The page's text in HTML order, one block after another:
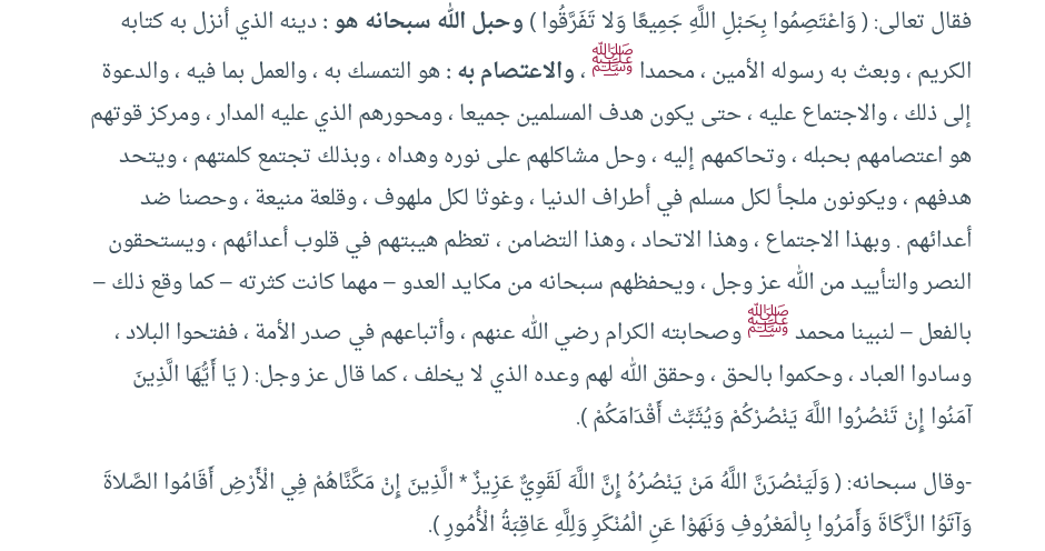
فقال تعالى: ( وَاعْتَصِمُوا بِحَبْلِ اللَّهِ جَمِيعًا وَلا تَفَرَّقُوا )وحبل الله سبحانه هو :دينه الذي أنزل به كتابه
الكريم ، وبعث به رسوله الأمين ، محمداﷺ،والاعتصام به :هو التمسك به ، والعمل بما فيه ، والدعوة
إلى ذلك ، والاجتماع عليه ، حتى يكون هدف المسلمين جميعا ، ومحورهم الذي عليه المدار ، ومركز قوتهم
هو اعتصامهم بحبله ، وتحاكمهم إليه ، وحل مشاكلهم على نوره وهداه ، وبذلك تجتمع كلمتهم ، ويتحد
هدفهم ، ويكونون ملجأ لكل مسلم في أطراف الدنيا ، وغوثا لكل ملهوف ، وقلعة منيعة ، وحصنا ضد
أعدائهم . وبهذا الاجتماع ، وهذا الاتحاد ، وهذا التضامن ، تعظم هيبتهم في قلوب أعدائهم ، ويستحقون
النصر والتأييد من الله عز وجل ، ويحفظهم سبحانه من مكايد العدو – مهما كانت كثرته – كما وقع ذلك –
بالفعل – لنبينا محمدﷺوصحابته الكرام رضي الله عنهم ، وأتباعهم في صدر الأمة ، ففتحوا البلاد ،
وسادوا العباد ، وحكموا بالحق ، وحقق الله لهم وعده الذي لا يخلف ، كما قال عز وجل: ( يَا أَيُّهَا الَّذِينَ
آمَنُوا إِنْ تَنْصُرُوا اللَّهَ يَنْصُرْكُمْ وَيُثَبِّتْ أَقْدَامَكُمْ ).
-وقال سبحانه: ( وَلَيَنْصُرَنَّ اللَّهُ مَنْ يَنْصُرُهُ إِنَّ اللَّهَ لَقَوِيٌّ عَزِيزٌ * الَّذِينَ إِنْ مَكَّنَّاهُمْ فِي الْأَرْضِ أَقَامُوا الصَّلاةَ
وَآتَوُا الزَّكَاةَ وَأَمَرُوا بِالْمَعْرُوفِ وَنَهَوْا عَنِ الْمُنْكَرِ وَلِلَّهِ عَاقِبَةُ الْأُمُورِ ).